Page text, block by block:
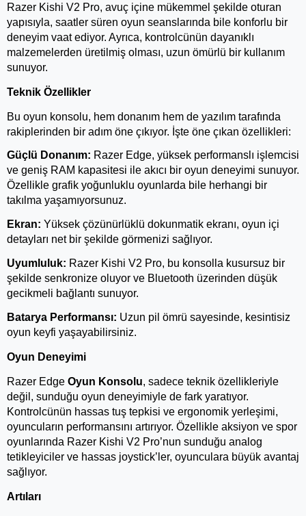
Razer Kishi V2 Pro, avuç içine mükemmel şekilde oturan
yapısıyla, saatler süren oyun seanslarında bile konforlu bir
deneyim vaat ediyor. Ayrıca, kontrolcünün dayanıklı
malzemelerden üretilmiş olması, uzun ömürlü bir kullanım
sunuyor.
Teknik Özellikler
Bu oyun konsolu, hem donanım hem de yazılım tarafında
rakiplerinden bir adım öne çıkıyor. İşte öne çıkan özellikleri:
Güçlü Donanım: Razer Edge, yüksek performanslı işlemcisi
ve geniş RAM kapasitesi ile akıcı bir oyun deneyimi sunuyor.
Özellikle grafik yoğunluklu oyunlarda bile herhangi bir
takılma yaşamıyorsunuz.
Ekran: Yüksek çözünürlüklü dokunmatik ekranı, oyun içi
detayları net bir şekilde görmenizi sağlıyor.
Uyumluluk: Razer Kishi V2 Pro, bu konsolla kusursuz bir
şekilde senkronize oluyor ve Bluetooth üzerinden düşük
gecikmeli bağlantı sunuyor.
Batarya Performansı: Uzun pil ömrü sayesinde, kesintisiz
oyun keyfi yaşayabilirsiniz.
Oyun Deneyimi
Razer Edge Oyun Konsolu, sadece teknik özellikleriyle
değil, sunduğu oyun deneyimiyle de fark yaratıyor.
Kontrolcünün hassas tuş tepkisi ve ergonomik yerleşimi,
oyuncuların performansını artırıyor. Özellikle aksiyon ve spor
oyunlarında Razer Kishi V2 Pro’nun sunduğu analog
tetikleyiciler ve hassas joystick’ler, oyunculara büyük avantaj
sağlıyor.
Artıları